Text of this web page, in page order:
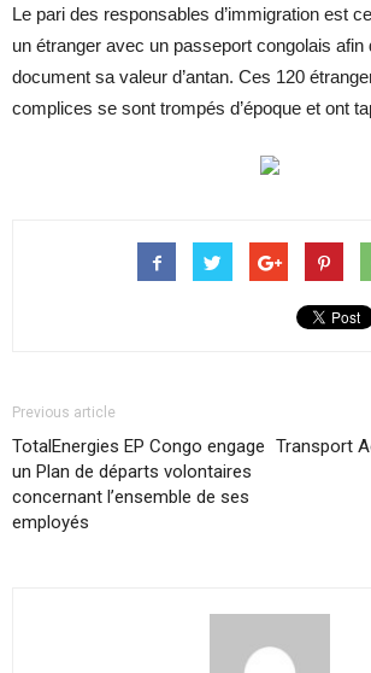
Le pari des responsables d’immigration est
un étranger avec un passeport congolais afin
document sa valeur d’antan. Ces 120
complices se sont trompés d’époque et ont
Previous article
TotalEnergies EP Congo engage
un Plan de départs volontaires
concernant l’ensemble de ses
employés
Transport